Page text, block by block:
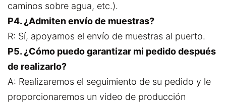
caminos sobre agua, etc.).
P4. ¿Admiten envío de muestras?
R: Sí, apoyamos el envío de muestras al puerto.
P5. ¿Cómo puedo garantizar mi pedido después
de realizarlo?
A: Realizaremos el seguimiento de su pedido y le
proporcionaremos un video de producción